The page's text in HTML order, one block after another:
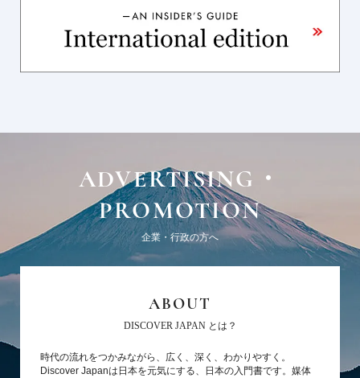
ADVERTISING・
PROMOTION
企業・行政の方へ
ABOUT
DISCOVER JAPAN とは？
時代の流れをつかみながら、広く、深く、わかりやすく。
Discover Japanは日本を元気にする、日本の入門書です。媒体